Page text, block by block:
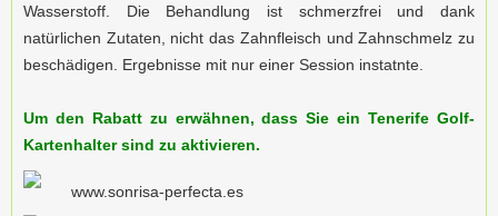
Wasserstoff. Die Behandlung ist schmerzfrei und dank
natürlichen Zutaten, nicht das Zahnfleisch und Zahnschmelz zu
beschädigen. Ergebnisse mit nur einer Session instatnte.
Um den Rabatt zu erwähnen, dass Sie einTenerife Golf-
Kartenhalter sind zu aktivieren.
www.sonrisa-perfecta.es